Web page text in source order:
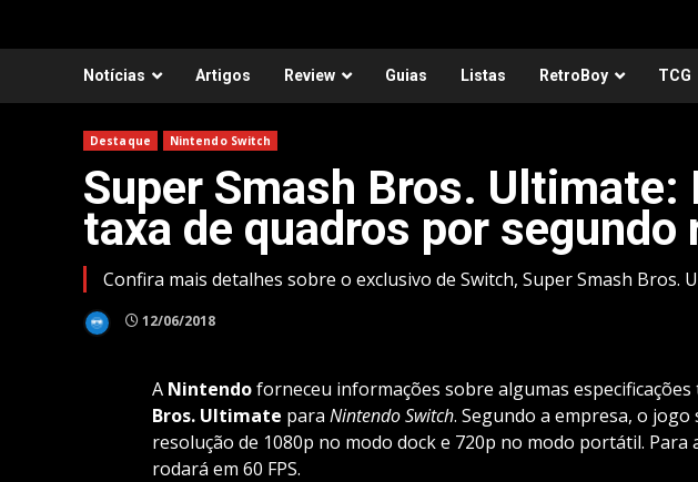
Notícias Artigos Review Guias Listas RetroBoy TCG
Destaque Nintendo Switch
Super Smash Bros. Ultimate:
taxa de quadros por segundo
Confira mais detalhes sobre o exclusivo de Switch, Super Smash Bros.
12/06/2018
A Nintendoforneceu informações sobre algumas especificações
Bros. Ultimate para NintendoSwitch. Segundo a empresa, o jogo
resolução de 1080p no modo dock e 720p no modo portátil. Para
rodará em 60 FPS.